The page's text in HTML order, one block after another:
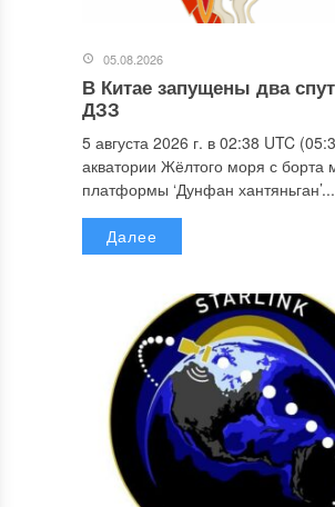
05.08.2026
В Китае запущены два
ДЗЗ
5 августа 2026 г. в 02:38 UTC
акватории Жёлтого моря с борта
платформы ‘Дунфан хантяньган’...
Далее